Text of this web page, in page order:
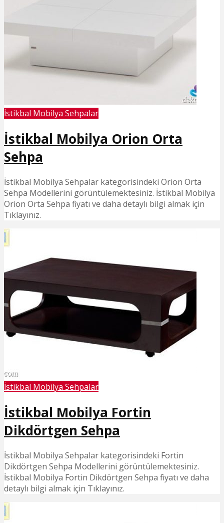
İstikbal Mobilya Sehpalar
İstikbal Mobilya Orion Orta
Sehpa
İstikbal Mobilya Sehpalar kategorisindeki Orion Orta
Sehpa Modellerini görüntülemektesiniz. İstikbal Mobilya
Orion Orta Sehpa fiyatı ve daha detaylı bilgi almak için
Tıklayınız.
İstikbal Mobilya Sehpalar
İstikbal Mobilya Fortin
Dikdörtgen Sehpa
İstikbal Mobilya Sehpalar kategorisindeki Fortin
Dikdörtgen Sehpa Modellerini görüntülemektesiniz.
İstikbal Mobilya Fortin Dikdörtgen Sehpa fiyatı ve daha
detaylı bilgi almak için Tıklayınız.